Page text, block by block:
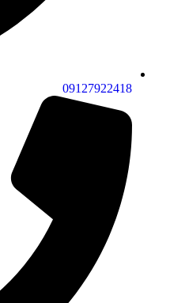
09127922418